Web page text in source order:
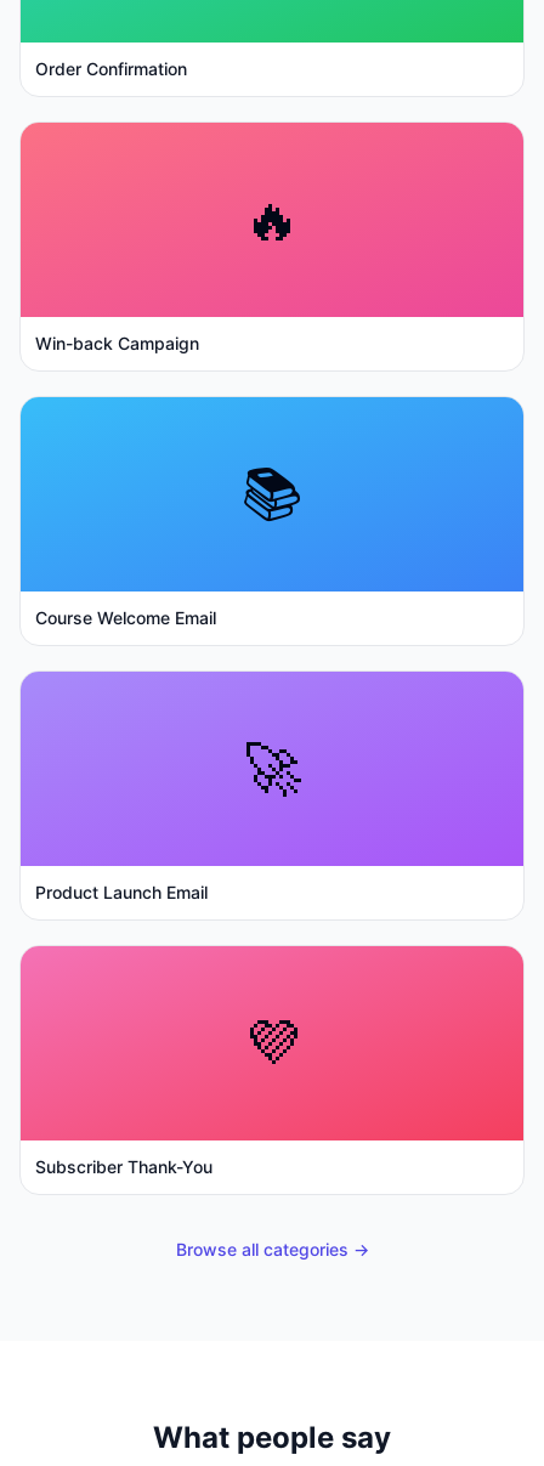
Order Confirmation
🔥
Win-back Campaign
📚
Course Welcome Email
🚀
Product Launch Email
💜
Subscriber Thank-You
Browse all categories →
What people say